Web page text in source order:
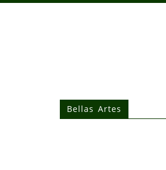
Bellas Artes